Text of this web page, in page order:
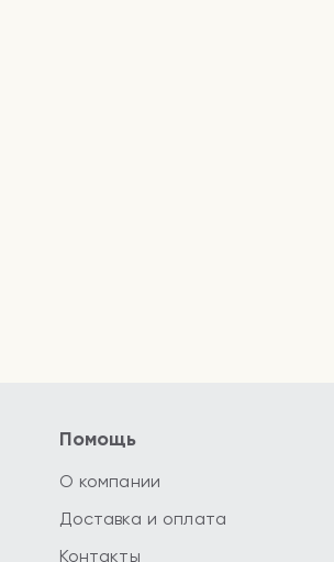
Помощь
О компании
Доставка и оплата
Контакты